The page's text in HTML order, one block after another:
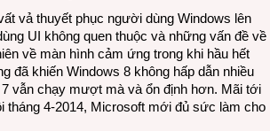
vả thuyết phục người dùng Windows lên
UI không quen thuộc và những vấn đề về
về màn hình cảm ứng trong khi hầu hết
đã khiến Windows 8 không hấp dẫn nhiều
vẫn chạy mượt mà và ổn định hơn. Mãi tới
tháng 4-2014, Microsoft mới đủ sức làm cho